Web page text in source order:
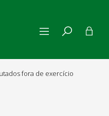
fora de exercício